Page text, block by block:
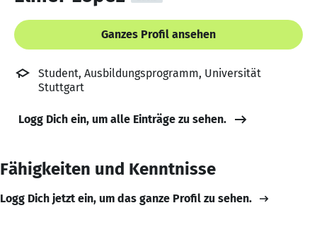
Ganzes Profil ansehen
Student, Ausbildungsprogramm, Universität
Stuttgart
Logg Dich ein, um alle Einträge zu sehen.
Fähigkeiten und Kenntnisse
Logg Dich jetzt ein, um das ganze Profil zu sehen.